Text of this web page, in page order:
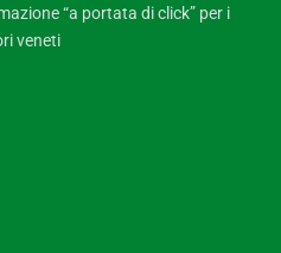
“a portata di click” per i
veneti